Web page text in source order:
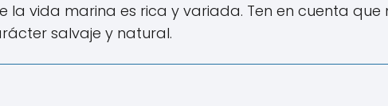
vida marina es rica y variada. Ten en cuenta que
salvaje y natural.